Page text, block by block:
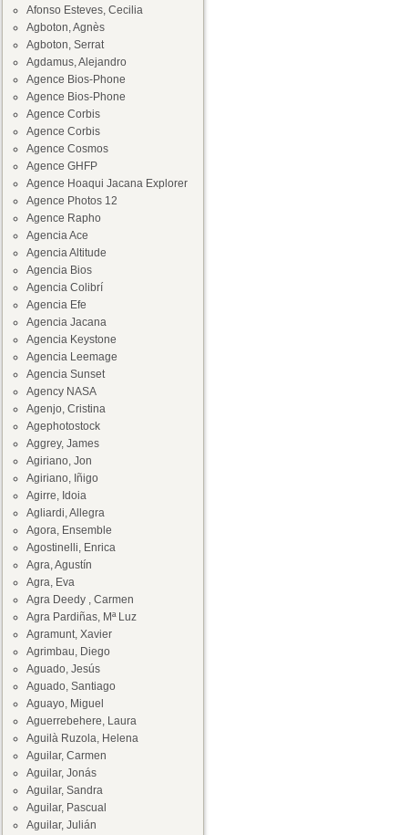
Afonso Esteves, Cecilia
Agboton, Agnès
Agboton, Serrat
Agdamus, Alejandro
Agence Bios-Phone
Agence Bios-Phone
Agence Corbis
Agence Corbis
Agence Cosmos
Agence GHFP
Agence Hoaqui Jacana Explorer
Agence Photos 12
Agence Rapho
Agencia Ace
Agencia Altitude
Agencia Bios
Agencia Colibrí
Agencia Efe
Agencia Jacana
Agencia Keystone
Agencia Leemage
Agencia Sunset
Agency NASA
Agenjo, Cristina
Agephotostock
Aggrey, James
Agiriano, Jon
Agiriano, Iñigo
Agirre, Idoia
Agliardi, Allegra
Agora, Ensemble
Agostinelli, Enrica
Agra, Agustín
Agra, Eva
Agra Deedy , Carmen
Agra Pardiñas, Mª Luz
Agramunt, Xavier
Agrimbau, Diego
Aguado, Jesús
Aguado, Santiago
Aguayo, Miguel
Aguerrebehere, Laura
Aguilà Ruzola, Helena
Aguilar, Carmen
Aguilar, Jonás
Aguilar, Sandra
Aguilar, Pascual
Aguilar, Julián